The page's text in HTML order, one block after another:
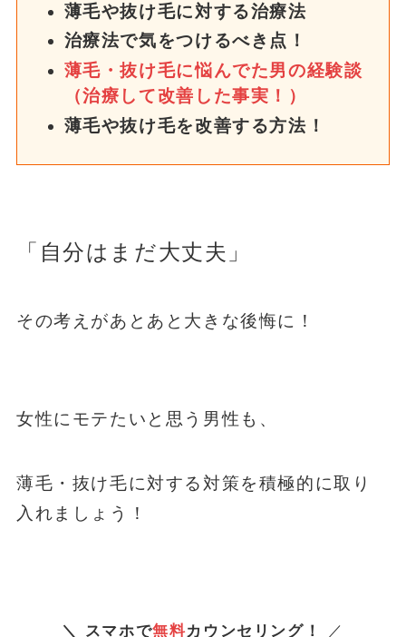
薄毛や抜け毛に対する治療法
治療法で気をつけるべき点！
薄毛・抜け毛に悩んでた男の経験談
（治療して改善した事実！）
薄毛や抜け毛を改善する方法！
「自分はまだ大丈夫」
その考えがあとあと大きな後悔に！
女性にモテたいと思う男性も、
薄毛・抜け毛に対する対策を積極的に取り
入れましょう！
＼ スマホで無料カウンセリング！ ／